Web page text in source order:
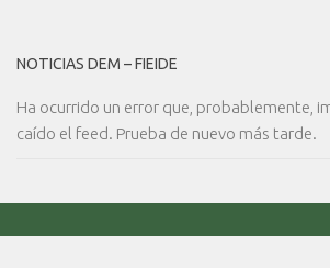
NOTICIAS DEM – FIEIDE
Ha ocurrido un error que, probablemente,
caído el feed. Prueba de nuevo más tarde.